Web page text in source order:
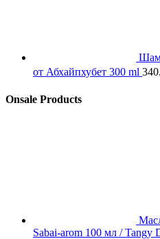
от Абхайпхубет 300 ml
Onsale Products
Sabai-arom 100 мл / Tangy